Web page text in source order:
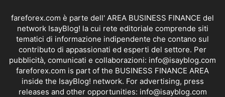
fareforex.com è parte dell' AREA BUSINESS FINANCE del
network IsayBlog! la cui rete editoriale comprende siti
tematici di informazione indipendente che contano sul
contributo di appassionati ed esperti del settore. Per
pubblicità, comunicati e collaborazioni: info@isayblog.com
fareforex.com is part of the BUSINESS FINANCE AREA
inside the IsayBlog! network. For advertising, press
releases and other opportunities: info@isayblog.com